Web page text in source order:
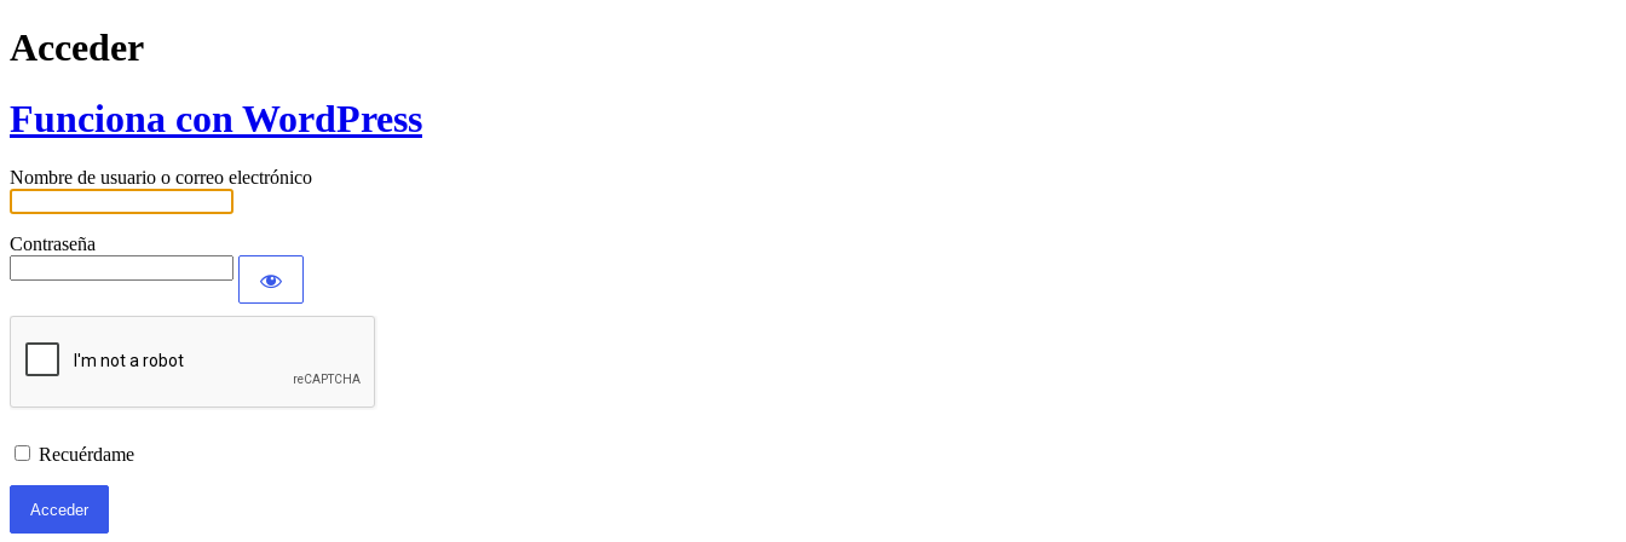
Acceder
Funciona con WordPress
Nombre de usuario o correo electrónico
Contraseña
Recuérdame